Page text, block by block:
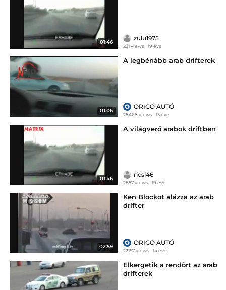
01:46
zulu1975
231 views 19 éve
01:06
A legbénább arab drifterek
ORIGO AUTÓ
28468 views 13 éve
01:46
A világverő arabok driftben
ricsi46
2857 views 19 éve
02:59
Ken Blockot alázza az arab
drifter
ORIGO AUTÓ
22157 views 14 éve
Elkergetik a rendőrt az arab
drifterek